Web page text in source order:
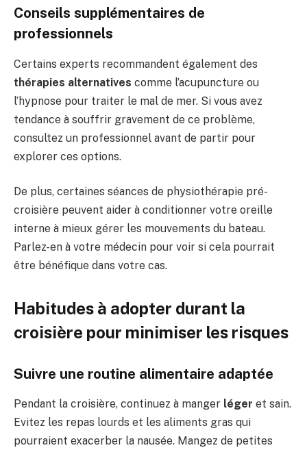
Conseils supplémentaires de
professionnels
Certains experts recommandent également des
thérapies alternatives comme l’acupuncture ou
l’hypnose pour traiter le mal de mer. Si vous avez
tendance à souffrir gravement de ce problème,
consultez un professionnel avant de partir pour
explorer ces options.
De plus, certaines séances de physiothérapie pré-
croisière peuvent aider à conditionner votre oreille
interne à mieux gérer les mouvements du bateau.
Parlez-en à votre médecin pour voir si cela pourrait
être bénéfique dans votre cas.
Habitudes à adopter durant la
croisière pour minimiser les risques
Suivre une routine alimentaire adaptée
Pendant la croisière, continuez à manger léger et sain.
Evitez les repas lourds et les aliments gras qui
pourraient exacerber la nausée. Mangez de petites